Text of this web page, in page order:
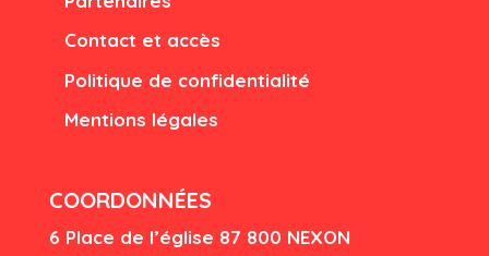
Contact et accès
Politique de confidentialité
Mentions légales
COORDONNÉES
6 Place de l’église 87 800 NEXON